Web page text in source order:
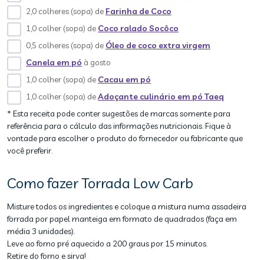
2,0 colheres (sopa) de Farinha de Coco
1,0 colher (sopa) de Coco ralado Socôco
0,5 colheres (sopa) de Óleo de coco extra virgem
Canela em pó à gosto
1,0 colher (sopa) de Cacau em pó
1,0 colher (sopa) deAdoçante culinário em pó Taeq
* Esta receita pode conter sugestões de marcas somente para
referência para o cálculo das informações nutricionais. Fique à
vontade para escolher o produto do fornecedor ou fabricante que
você preferir.
Como fazer Torrada Low Carb
Misture todos os ingredientes e coloque a mistura numa assadeira
forrada por papel manteiga em formato de quadrados (faça em
média 3 unidades).
Leve ao forno pré aquecido a 200 graus por 15 minutos.
Retire do forno e sirva!